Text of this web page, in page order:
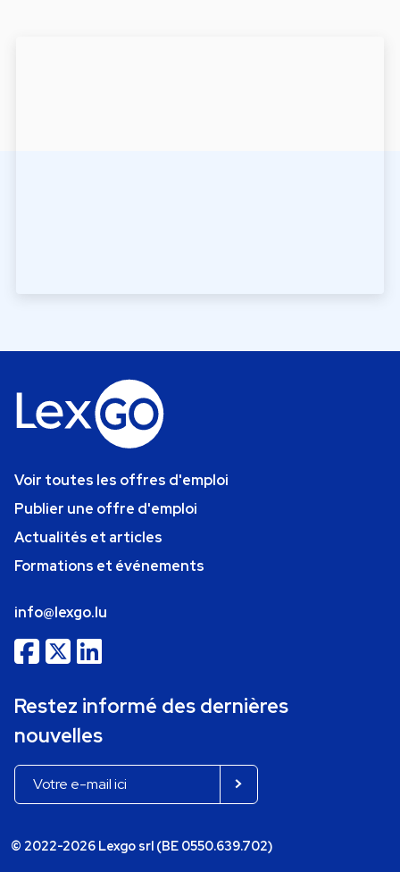
Voir toutes les offres d'emploi
Publier une offre d'emploi
Actualités et articles
Formations et événements
info@lexgo.lu
Restez informé des dernières
nouvelles
© 2022-2026 Lexgo srl (BE 0550.639.702)